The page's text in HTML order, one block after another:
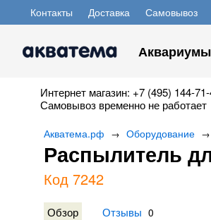
Контакты Доставка Самовывоз
Аквариумы
Интернет магазин: +7 (495) 144-
Самовывоз временно не работает
Акватема.рф → Оборудование →
Распылитель
Код 7242
Обзор Отзывы 0